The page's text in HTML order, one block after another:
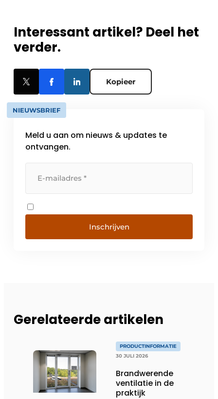
Interessant artikel? Deel het
verder.
Kopieer
NIEUWSBRIEF
Meld u aan om nieuws & updates te
ontvangen.
Inschrijven
Gerelateerde artikelen
PRODUCTINFORMATIE
30 JULI 2026
Brandwerende
ventilatie in de
praktijk